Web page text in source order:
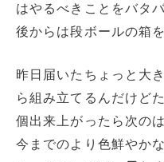
はやるべきことをバタ
後からは段ボールの箱
昨日届いたちょっと大
ら組み立てるんだけど
個出来上がったら次の
今までのより色鮮やか